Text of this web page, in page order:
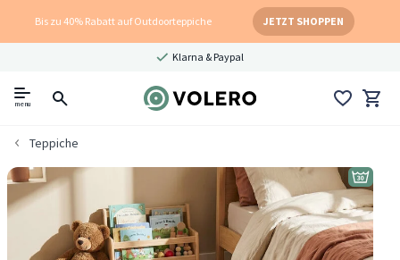
Bis zu 40% Rabatt auf Outdoorteppiche JETZT SHOPPEN
Klarna & Paypal
menu
Teppiche